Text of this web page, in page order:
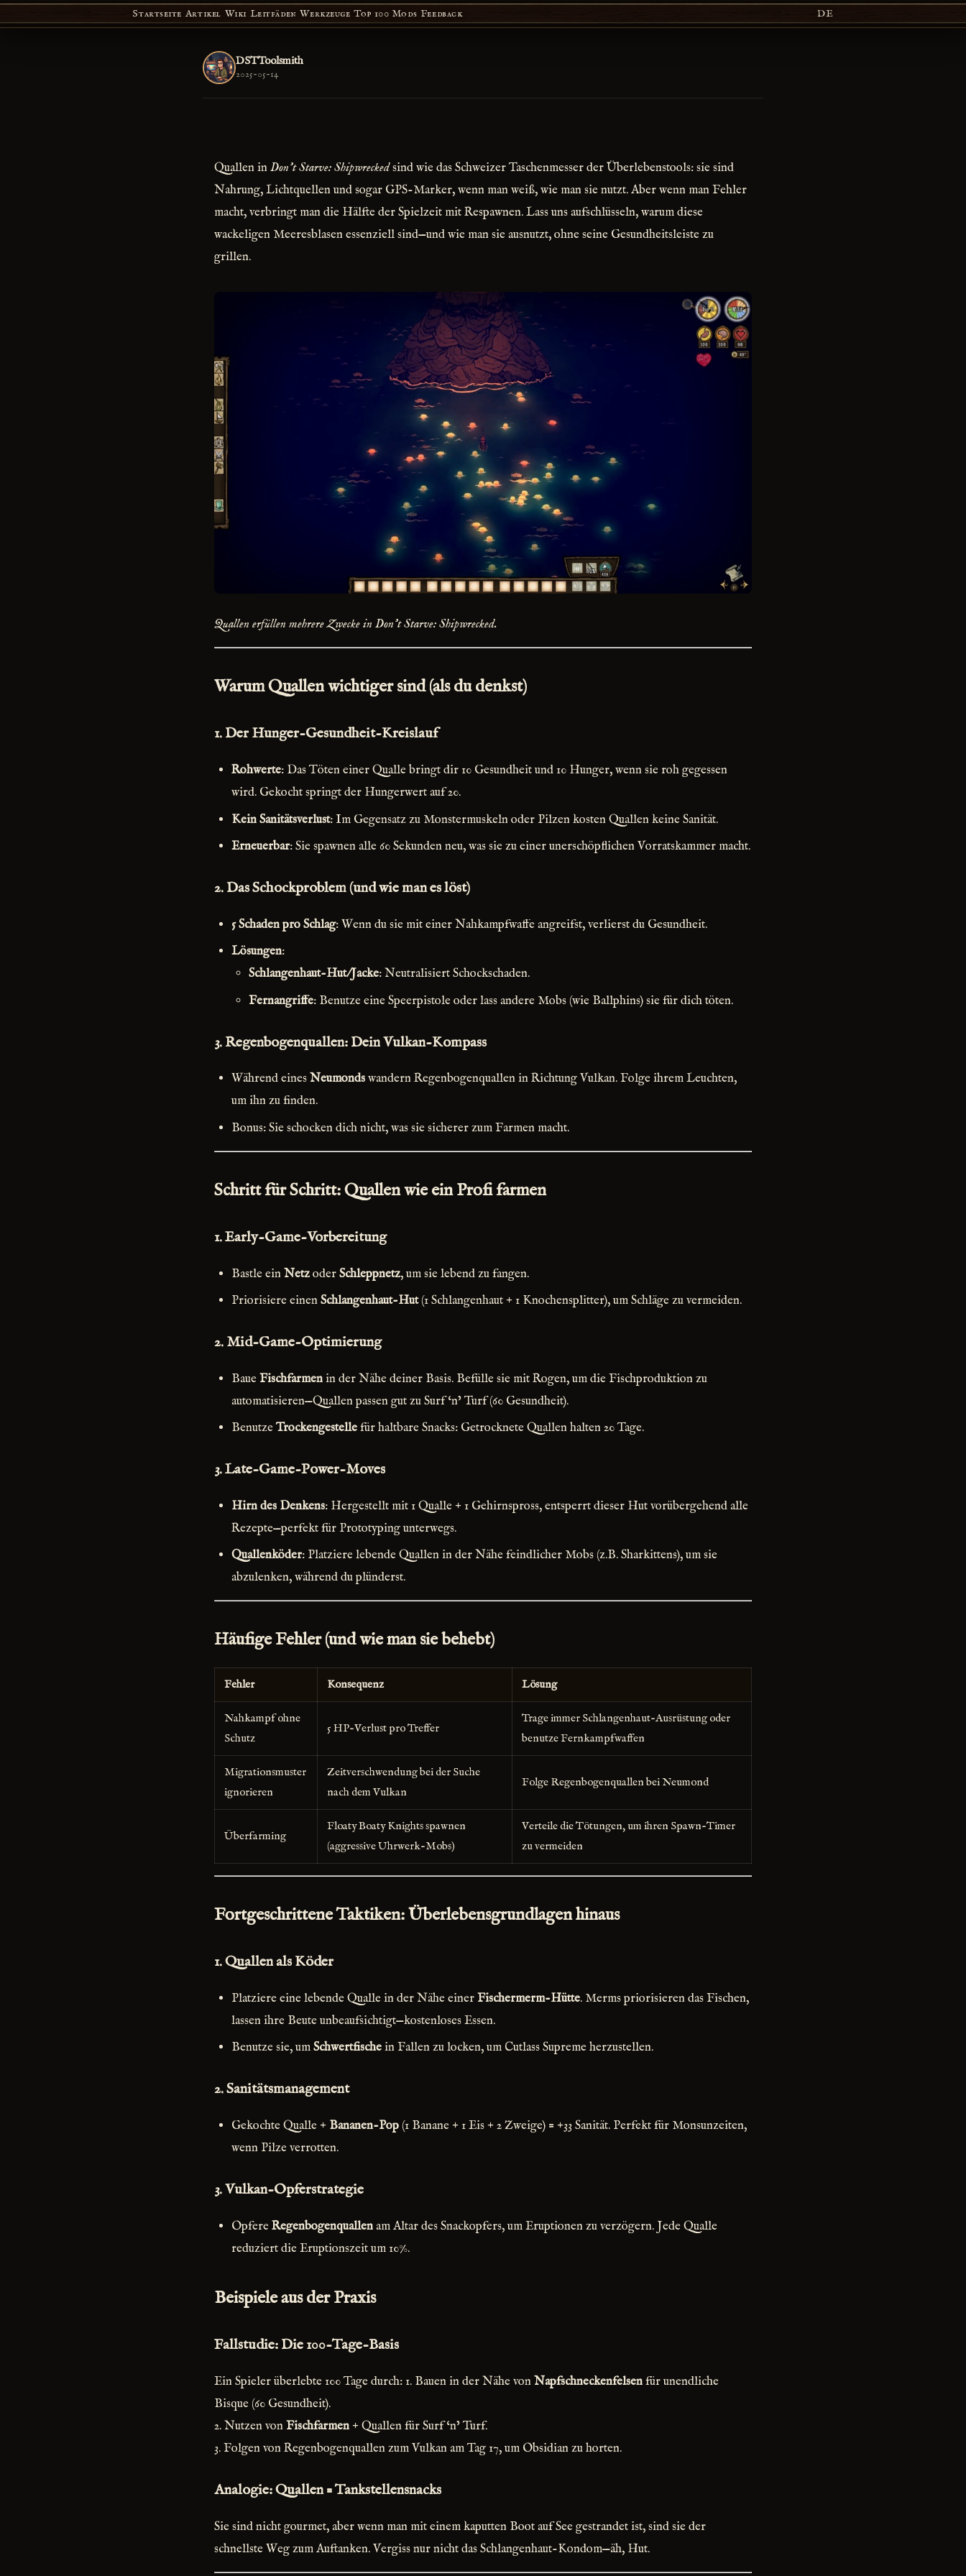
Startseite Artikel Wiki Leitfäden Werkzeuge Top 100 Mods Feedback DE
DSTToolsmith
2025-05-14
Quallen inDon’t Starve: Shipwreckedsind wie das Schweizer Taschenmesser der Überlebenstools: sie sind
Nahrung, Lichtquellen und sogar GPS-Marker, wenn man weiß, wie man sie nutzt. Aber wenn man Fehler
macht, verbringt man die Hälfte der Spielzeit mit Respawnen. Lass uns aufschlüsseln, warum diese
wackeligen Meeresblasen essenziell sind—und wie man sie ausnutzt, ohne seine Gesundheitsleiste zu
grillen.
Quallen erfüllen mehrere Zwecke in Don't Starve: Shipwrecked.
Warum Quallen wichtiger sind (als du denkst)
1. Der Hunger-Gesundheit-Kreislauf
Rohwerte: Das Töten einer Qualle bringt dir 10 Gesundheit und 10 Hunger, wenn sie roh gegessen
wird. Gekocht springt der Hungerwert auf 20.
Kein Sanitätsverlust: Im Gegensatz zu Monstermuskeln oder Pilzen kosten Quallen keine Sanität.
Erneuerbar: Sie spawnen alle 60 Sekunden neu, was sie zu einer unerschöpflichen Vorratskammer macht.
2. Das Schockproblem (und wie man es löst)
5 Schaden pro Schlag: Wenn du sie mit einer Nahkampfwaffe angreifst, verlierst du Gesundheit.
Lösungen:
Schlangenhaut-Hut/Jacke: Neutralisiert Schockschaden.
Fernangriffe: Benutze eine Speerpistole oder lass andere Mobs (wie Ballphins) sie für dich töten.
3. Regenbogenquallen: Dein Vulkan-Kompass
Während eines Neumondswandern Regenbogenquallen in Richtung Vulkan. Folge ihrem Leuchten,
um ihn zu finden.
Bonus: Sie schocken dich nicht, was sie sicherer zum Farmen macht.
Schritt für Schritt: Quallen wie ein Profi farmen
1.Early-Game-Vorbereitung
Bastle einNetzoderSchleppnetz, um sie lebend zu fangen.
Priorisiere einenSchlangenhaut-Hut(1 Schlangenhaut + 1 Knochensplitter), um Schläge zu vermeiden.
2. Mid-Game-Optimierung
BaueFischfarmenin der Nähe deiner Basis. Befülle sie mit Rogen, um die Fischproduktion zu
automatisieren—Quallen passen gut zu Surf ‘n’ Turf (60 Gesundheit).
BenutzeTrockengestellefür haltbare Snacks: Getrocknete Quallen halten 20 Tage.
3.Late-Game-Power-Moves
Hirn des Denkens: Hergestellt mit 1 Qualle + 1 Gehirnspross, entsperrt dieser Hut vorübergehend alle
Rezepte—perfekt für Prototyping unterwegs.
Quallenköder: Platziere lebende Quallen in der Nähe feindlicher Mobs (z.B. Sharkittens), um sie
abzulenken, während du plünderst.
Häufige Fehler (und wie man sie behebt)
Fehler Konsequenz Lösung
Nahkampf ohne
Schutz
5 HP-Verlust pro Treffer
Trage immer Schlangenhaut-Ausrüstung oder
benutze Fernkampfwaffen
Migrationsmuster
ignorieren
Zeitverschwendung bei der Suche
nach dem Vulkan
Folge Regenbogenquallen bei Neumond
Überfarming
Floaty Boaty Knights spawnen
(aggressive Uhrwerk-Mobs)
Verteile die Tötungen, um ihren Spawn-Timer
zu vermeiden
Fortgeschrittene Taktiken: Überlebensgrundlagen hinaus
1.Quallen als Köder
Platziere eine lebende Qualle in der Nähe einerFischermerm-Hütte. Merms priorisieren das Fischen,
lassen ihre Beute unbeaufsichtigt—kostenloses Essen.
Benutze sie, umSchwertfischein Fallen zu locken, um Cutlass Supreme herzustellen.
2.Sanitätsmanagement
Gekochte Qualle + Bananen-Pop (1 Banane + 1 Eis + 2 Zweige) = +33 Sanität. Perfekt für Monsunzeiten,
wenn Pilze verrotten.
3.Vulkan-Opferstrategie
OpfereRegenbogenquallenam Altar des Snackopfers, um Eruptionen zu verzögern. Jede Qualle
reduziert die Eruptionszeit um 10%.
Beispiele aus der Praxis
Fallstudie: Die 100-Tage-Basis
Ein Spieler überlebte 100 Tage durch: 1. Bauen in der Nähe von Napfschneckenfelsenfür unendliche
Bisque (60 Gesundheit).
2. Nutzen vonFischfarmen+ Quallen für Surf ‘n’ Turf.
3. Folgen von Regenbogenquallen zum Vulkan am Tag 17, um Obsidian zu horten.
Analogie: Quallen = Tankstellensnacks
Sie sind nicht gourmet, aber wenn man mit einem kaputten Boot auf See gestrandet ist, sind sie der
schnellste Weg zum Auftanken. Vergiss nur nicht das Schlangenhaut-Kondom—äh, Hut.